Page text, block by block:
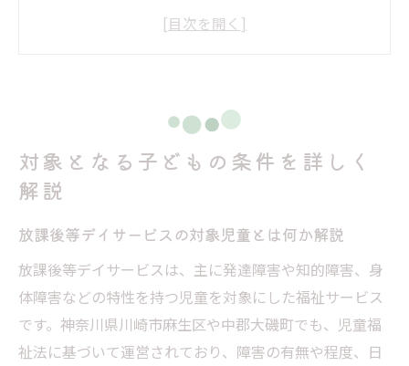
発達障害や支援が必要な場合の判断基準
年齢や就学状況が条件に与える影響を説明
放課後等デイサービス申請準備のコツ
放課後等デイサービス利用計画案の準備ポ
イント
対象となる子どもの条件を詳しく
解説
放課後等デイサービスの対象児童とは何か解説
放課後等デイサービスは、主に発達障害や知的障害、身
体障害などの特性を持つ児童を対象にした福祉サービス
です。神奈川県川崎市麻生区や中郡大磯町でも、児童福
祉法に基づいて運営されており、障害の有無や程度、日